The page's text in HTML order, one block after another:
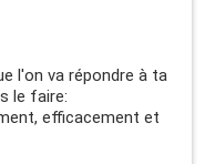
l'on va répondre à ta
le faire:
efficacement et